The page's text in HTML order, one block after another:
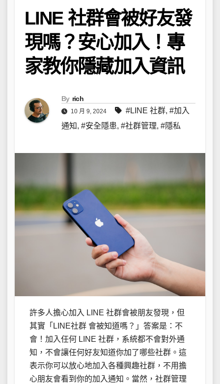
LINE 社群會被好友發
現嗎？安心加入！專
家教你隱藏加入資訊
By rich
10 月 9, 2024 #LINE 社群, #加入
通知, #安全隱患, #社群管理, #隱私
許多人擔心加入 LINE 社群會被朋友發現，但
其實「LINE社群 會被知道嗎？」答案是：不
會！加入任何 LINE 社群，系統都不會對外通
知，不會讓任何好友知道你加了哪些社群。這
表示你可以放心地加入各種興趣社群，不用擔
心朋友會看到你的加入通知。當然，社群管理